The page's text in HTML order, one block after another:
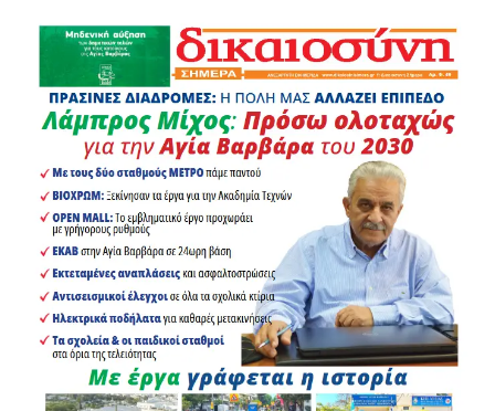
τροχονομικών ελέγχων που πραγματοποιήθηκαν στον
Δήμο Αγίας Βαρβάρας από τις27 Ιουλίου έως τις 2
Αυγούστου. Μέσα σε αυτό το χρονικό διάστημα
βεβαιώθηκαν συνολικά62 παραβάσεις του Κώδικα
Οδικής Κυκλοφορίας.
Αναλυτικά καταγράφηκαν:
19 παραβάσεις για μη χρήση κράνους
6 παραβάσεις για μη χρήση ζώνης ασφαλείας
5 περιπτώσεις στέρησης άδειας οδήγησης
4 παραβάσεις για χρήση κινητού τηλεφώνου
κατά την οδήγηση